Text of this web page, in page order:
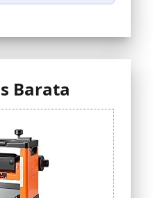
Barata